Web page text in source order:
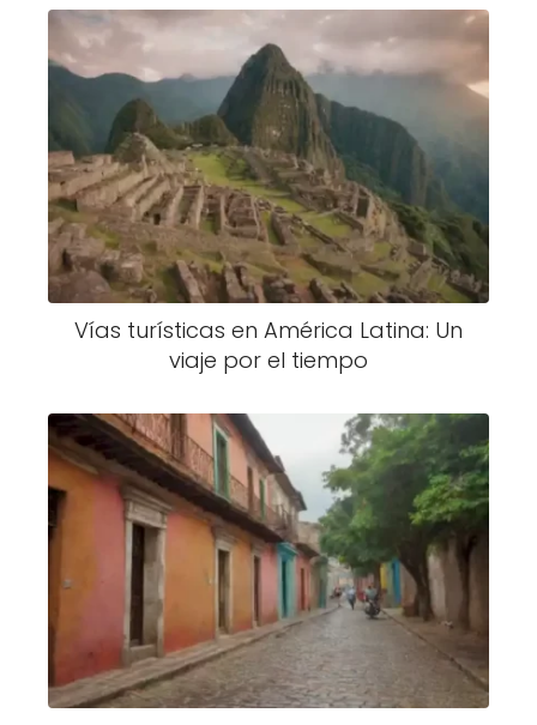
Vías turísticas en América Latina: Un
viaje por el tiempo